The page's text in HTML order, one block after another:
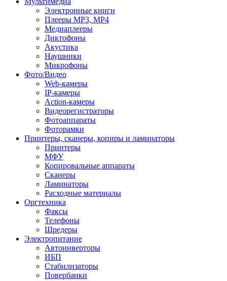
Электронные книги
Плееры MP3, MP4
Медиаплееры
Диктофоны
Акустика
Наушники
Микрофоны
Фото/Видео
Web-камеры
IP-камеры
Action-камеры
Видеорегистраторы
Фотоаппараты
Фоторамки
Принтеры, сканеры, копиры и ламинаторы
Принтеры
МФУ
Копировальные аппараты
Сканеры
Ламинаторы
Расходные материалы
Оргтехника
Факсы
Телефоны
Шредеры
Электропитание
Автоинверторы
ИБП
Стабилизаторы
Повербанки